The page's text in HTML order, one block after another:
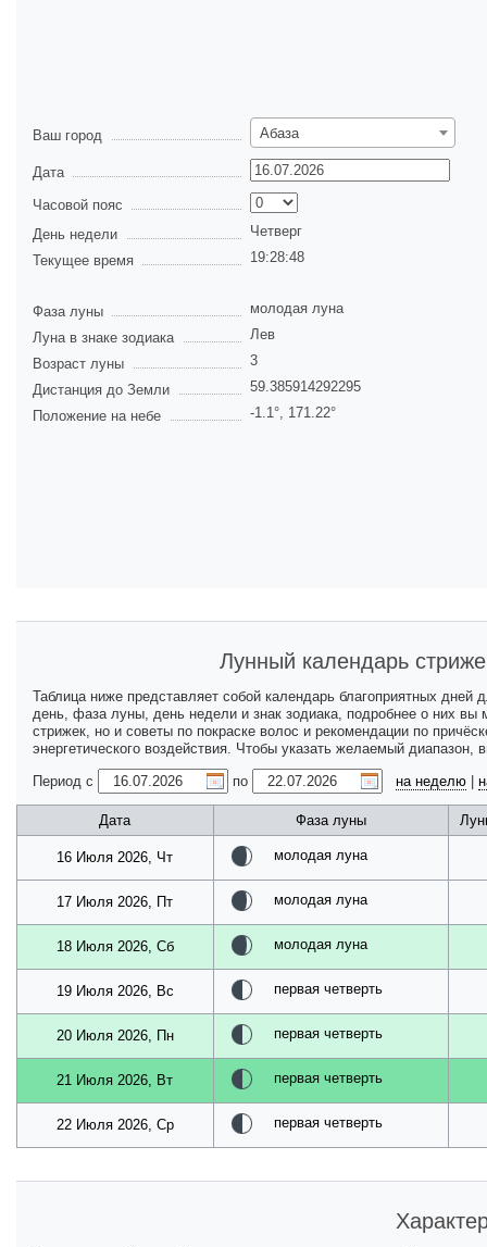
Ваш город Абаза
Дата
Часовой пояс
День недели
Четверг
Текущее время
19:28:48
Фаза луны
молодая луна
Луна в знаке зодиака
Лев
Возраст луны
3
Дистанция до Земли
59.385914292295
Положение на небе
-1.1°, 171.22°
Лунный календарь
Таблица ниже представляет собой календарь благоприятных
день, фаза луны, день недели и знак зодиака, подробнее о них вы
стрижек, но и советы по покраске волос и рекомендации по
энергетического воздействия. Чтобы указать желаемый
Период с
по на неделю
Дата Фаза луны
16 Июля 2026, Чт молодая луна
17 Июля 2026, Пт молодая луна
18 Июля 2026, Сб молодая луна
19 Июля 2026, Вс первая четверть
20 Июля 2026, Пн первая четверть
21 Июля 2026, Вт первая четверть
22 Июля 2026, Ср первая четверть